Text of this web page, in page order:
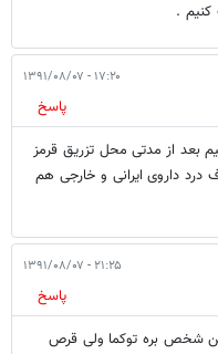
کنیم .
۱۷:۲۰ - ۱۳۹۱/۰۸/۰۷
پاسخ
بعد از مدتی محل تزریق قرمز
درد داروی ایرانی و خارجی هم
۲۱:۲۵ - ۱۳۹۱/۰۸/۰۷
پاسخ
شخص بره توکما ولی قرص